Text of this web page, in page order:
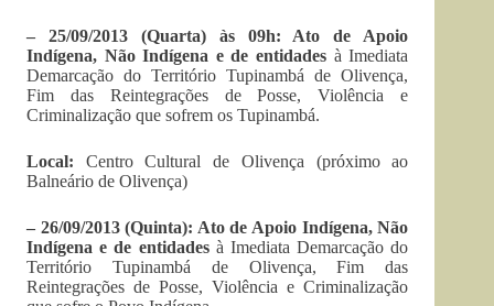
– 25/09/2013 (Quarta) às 09h: Ato de Apoio
Indígena, Não Indígena e de entidades à Imediata
Demarcação do Território Tupinambá de Olivença,
Fim das Reintegrações de Posse, Violência e
Criminalização que sofrem os Tupinambá.
Local: Centro Cultural de Olivença (próximo ao
Balneário de Olivença)
– 26/09/2013 (Quinta): Ato de Apoio Indígena, Não
Indígena e de entidades à Imediata Demarcação do
Território Tupinambá de Olivença, Fim das
Reintegrações de Posse, Violência e Criminalização